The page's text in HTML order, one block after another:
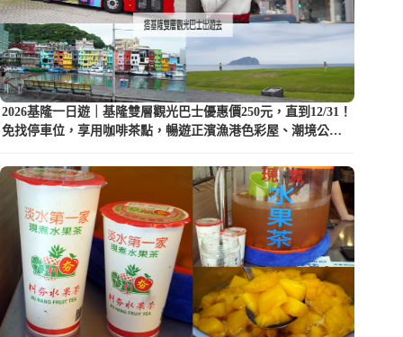
2026基隆一日遊｜基隆雙層觀光巴士優惠價250元，直到12/31！
免找停車位，享用咖啡茶點，暢遊正濱漁港色彩屋、潮境公園